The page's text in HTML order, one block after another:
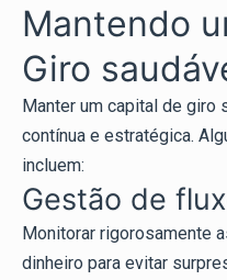
Mantendo
Giro
Manter um capital de giro
contínua e estratégica.
incluem:
Gestão de
Monitorar rigorosamente
dinheiro para evitar